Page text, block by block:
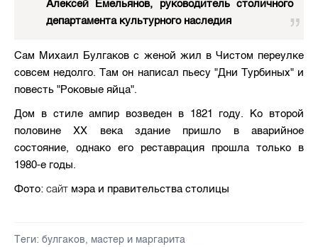
Алексей Емельянов, руководитель столичного
департамента культурного наследия
Сам Михаил Булгаков с женой жил в Чистом переулке
совсем недолго. Там он написал пьесу "Дни Турбиных" и
повесть "Роковые яйца".
Дом в стиле ампир возведен в 1821 году. Ко второй
половине XX века здание пришло в аварийное
состояние, однако его реставрация прошла только в
1980-е годы.
Фото: сайт мэра и правительства столицы
Теги: булгаков, мастер и маргарита